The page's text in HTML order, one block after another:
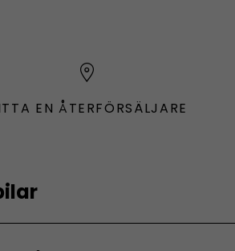
EN ÅTERFÖRSÄLJARE